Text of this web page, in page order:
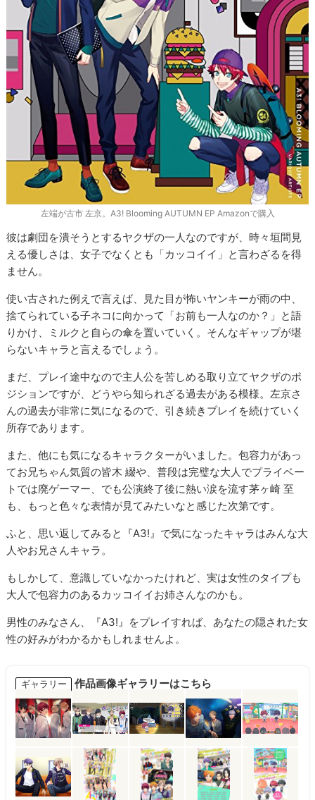
左端が古市 左京。A3! Blooming AUTUMN EP Amazonで購入
彼は劇団を潰そうとするヤクザの一人なのですが、時々垣間見
える優しさは、女子でなくとも「カッコイイ」と言わざるを得
ません。
使い古された例えで言えば、見た目が怖いヤンキーが雨の中、
捨てられている子ネコに向かって「お前も一人なのか？」と語
りかけ、ミルクと自らの傘を置いていく。そんなギャップが堪
らないキャラと言えるでしょう。
まだ、プレイ途中なので主人公を苦しめる取り立てヤクザのポ
ジションですが、どうやら知られざる過去がある模様。左京さ
んの過去が非常に気になるので、引き続きプレイを続けていく
所存であります。
また、他にも気になるキャラクターがいました。包容力があっ
てお兄ちゃん気質の皆木 綴や、普段は完璧な大人でプライベー
トでは廃ゲーマー、でも公演終了後に熱い涙を流す茅ヶ崎 至
も、もっと色々な表情が見てみたいなと感じた次第です。
ふと、思い返してみると『A3!』で気になったキャラはみんな大
人やお兄さんキャラ。
もしかして、意識していなかったけれど、実は女性のタイプも
大人で包容力のあるカッコイイお姉さんなのかも。
男性のみなさん、『A3!』をプレイすれば、あなたの隠された女
性の好みがわかるかもしれませんよ。
ギャラリー 作品画像ギャラリーはこちら